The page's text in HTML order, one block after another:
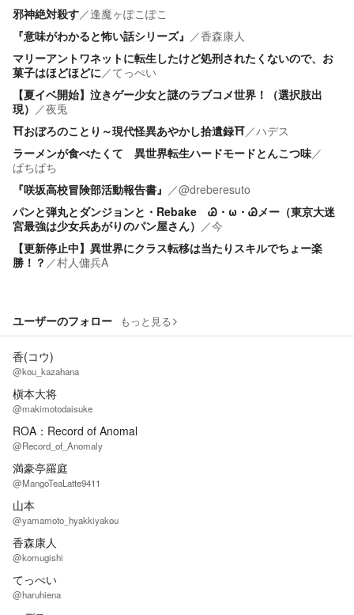
邪神絶対殺す／逢魔ヶぽこぽこ
『意味がわかると怖い話シリーズ』 ／香森康人
マリーアントワネットに転生したけど処刑されたくないので、お
菓子はほどほどに／てっぺい
【夏イベ開始】泣きゲー少女と謎のラブコメ世界！（選択肢出
現） ／夜兎
⛩️おぼろのことり～現代怪異あやかし拾遺録⛩️／ハデス
ラーメンが食べたくて 異世界転生ハードモードとんこつ味／
ぱちぱち
『咲坂高校冒険部活動報告書』 ／@dreberesuto
パンと弾丸とダンジョンと・Rebake Ꮚ・ω・Ꮚメー（東京大迷
宮最強は少女兵あがりのパン屋さん） ／今
【更新停止中】異世界にクラス転移は当たりスキルでちょー楽
勝！？ ／村人傭兵A
ユーザーのフォロー もっと見る
香(コウ)
@kou_kazahana
槇本大将
@makimotodaisuke
ROA：Record of Anomal
@Record_of_Anomaly
満豪亭羅庭
@MangoTeaLatte9411
山本
@yamamoto_hyakkiyakou
香森康人
@komugishi
てっぺい
@haruhiena